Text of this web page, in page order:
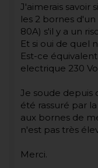
J'aimerais savoir
les 2 bornes d'un
80A) s'il y a un
Et si oui de quel
Est-ce
electrique 230
Je soude depuis
été rassuré par
aux bornes de
n'est pas très
Merci.